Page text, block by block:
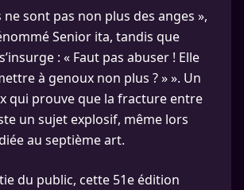
ne sont pas non plus des anges »,
Senior ita, tandis que
: « Faut pas abuser ! Elle
à genoux non plus ? » ». Un
qui prouve que la fracture entre
un sujet explosif, même lors
au septième art.
du public, cette 51e édition